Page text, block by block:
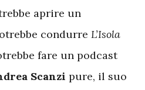
aprire un
condurre L’Isola
fare un podcast
Scanzi pure, il suo